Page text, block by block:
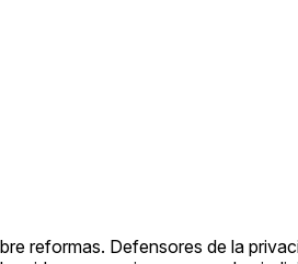
reformas. Defensores de la